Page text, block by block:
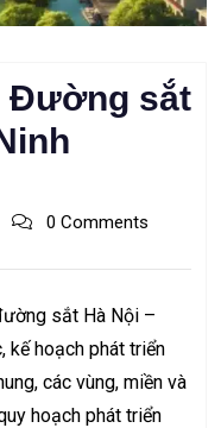
Đường sắt
0 Comments
sắt Hà Nội –
kế hoạch phát triển
các vùng, miền và
hoạch phát triển